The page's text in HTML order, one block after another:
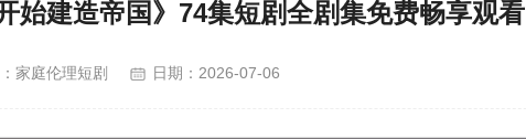
始建造帝国》74集短剧全剧集免费畅享观看
家庭伦理短剧 日期： 2026-07-06